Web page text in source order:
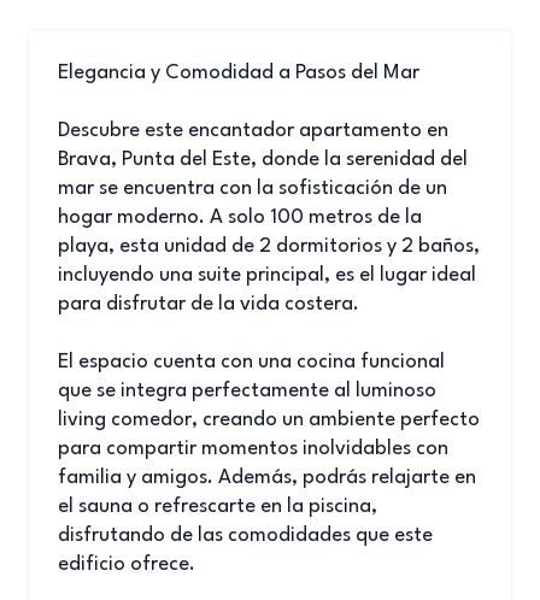
Elegancia y Comodidad a Pasos del Mar
Descubre este encantador apartamento en
Brava, Punta del Este, donde la serenidad del
mar se encuentra con la sofisticación de un
hogar moderno. A solo 100 metros de la
playa, esta unidad de 2 dormitorios y 2 baños,
incluyendo una suite principal, es el lugar ideal
para disfrutar de la vida costera.
El espacio cuenta con una cocina funcional
que se integra perfectamente al luminoso
living comedor, creando un ambiente perfecto
para compartir momentos inolvidables con
familia y amigos. Además, podrás relajarte en
el sauna o refrescarte en la piscina,
disfrutando de las comodidades que este
edificio ofrece.